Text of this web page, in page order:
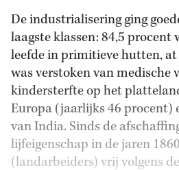
De industrialisering ging
laagste klassen: 84,5 procent
leefde in primitieve hutten,
was verstoken van medische
kindersterfte op het
Europa (jaarlijks 46 procent)
van India. Sinds de
lijfeigenschap in de jaren
(landarbeiders) vrij volgens